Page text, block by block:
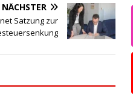
NÄCHSTER
Satzung zur